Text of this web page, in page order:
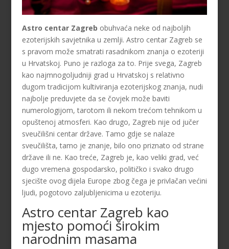
Astro centar Zagreb obuhvaća neke od najboljih
ezoterijskih savjetnika u zemlji. Astro centar Zagreb se
s pravom može smatrati rasadnikom znanja o ezoteriji
u Hrvatskoj. Puno je razloga za to. Prije svega, Zagreb
kao najmnogoljudniji grad u Hrvatskoj s relativno
dugom tradicijom kultiviranja ezoterijskog znanja, nudi
najbolje preduvjete da se čovjek može baviti
numerologijom, tarotom ili nekom trećom tehnikom u
opuštenoj atmosferi. Kao drugo, Zagreb nije od jučer
sveučilišni centar države. Tamo gdje se nalaze
sveučilišta, tamo je znanje, bilo ono priznato od strane
države ili ne. Kao treće, Zagreb je, kao veliki grad, već
dugo vremena gospodarsko, političko i svako drugo
sjecište ovog dijela Europe zbog čega je privlačan većini
ljudi, pogotovo zaljubljenicima u ezoteriju.
Astro centar Zagreb kao
mjesto pomoći širokim
narodnim masama